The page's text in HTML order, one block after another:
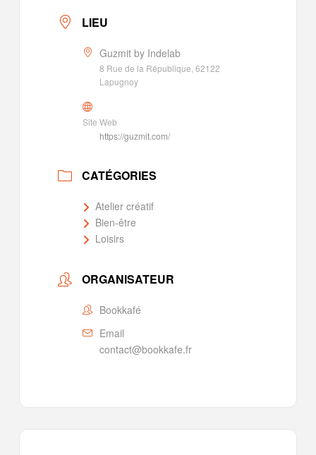
LIEU
Guzmit by Indelab
8 Rue de la République, 62122
Lapugnoy
Site Web
https://guzmit.com/
CATÉGORIES
Atelier créatif
Bien-être
Loisirs
ORGANISATEUR
Bookkafé
Email
contact@bookkafe.fr